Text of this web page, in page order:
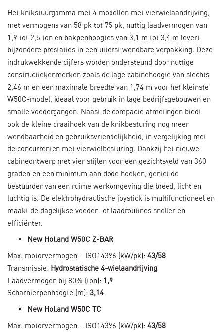
Het knikstuurgamma met 4 modellen met vierwielaandrijving,
met vermogens van 58 pk tot 75 pk, nuttig laadvermogen van
1,9 tot 2,5 ton en bakpenhoogtes van 3,1 m tot 3,4 m levert
bijzondere prestaties in een uiterst wendbare verpakking. Deze
indrukwekkende cijfers worden ondersteund door nuttige
constructiekenmerken zoals de lage cabinehoogte van slechts
2,46 m en een maximale breedte van 1,74 m voor het kleinste
W50C-model, ideaal voor gebruik in lage bedrijfsgebouwen en
smalle voedergangen. Naast de compacte afmetingen biedt
ook de kleine draaihoek van de knikbesturing nog meer
wendbaarheid en gebruiksvriendelijkheid, in vergelijking met
de concurrenten met vierwielbesturing. Dankzij het nieuwe
cabineontwerp met vier stijlen voor een gezichtsveld van 360
graden en een minimum aan dode hoeken, geniet de
bestuurder van een ruime werkomgeving die breed, licht en
luchtig is. De elektrohydraulische joystick is multifunctioneel en
maakt de dagelijkse voeder- of laadroutines sneller en
efficiënter.
New Holland W50C Z-BAR
Max. motorvermogen – ISO14396 (kW/pk): 43/58
Transmissie: Hydrostatische 4-wielaandrijving
Laadvermogen bij 80% (ton): 1,9
Scharnierpenhoogte (m): 3,14
New Holland W50C TC
Max. motorvermogen – ISO14396 (kW/pk): 43/58